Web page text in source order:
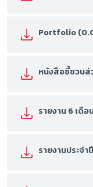
Portfolio
หนังสือชี้ชวนส่
รายงาน 6 เดือ
รายงานประจำ